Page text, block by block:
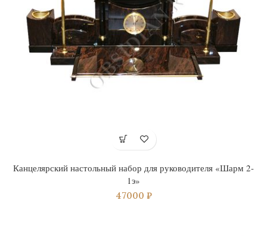
Канцелярский настольный набор для руководителя «Шарм 2-
1э»
47000 ₽